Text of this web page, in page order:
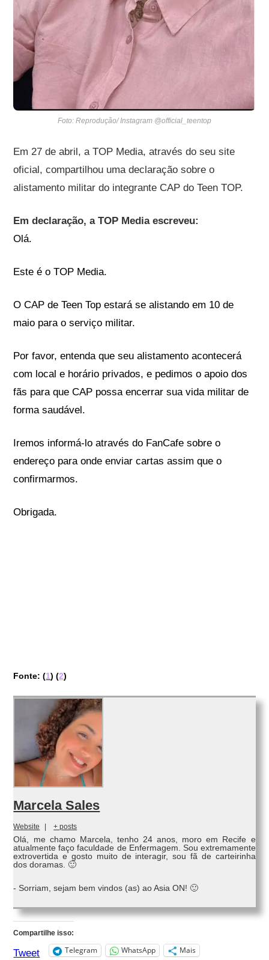
Foto: Reprodução/ Instagram @official_teentop
Em 27 de abril, a TOP Media, através do seu site
oficial, compartilhou uma declaração sobre o
alistamento militar do integrante CAP do Teen TOP.
Em declaração, a TOP Media escreveu:
Olá.
Este é o TOP Media.
O CAP de Teen Top estará se alistando em 10 de
maio para o serviço militar.
Por favor, entenda que seu alistamento acontecerá
com local e horário privados, e pedimos o apoio dos
fãs para que CAP possa encerrar sua vida militar de
forma saudável.
Iremos informá-lo através do FanCafe sobre o
endereço para onde enviar cartas assim que o
confirmarmos.
Obrigada.
Fonte: (1) (2)
Marcela Sales
Website | + posts
Olá, me chamo Marcela, tenho 24 anos, moro em Recife e
atualmente faço faculdade de Enfermagem. Sou extremamente
extrovertida e gosto muito de interagir, sou fã de carteirinha
dos doramas. 🙂
- Sorriam, sejam bem vindos (as) ao Asia ON! 🙂
Compartilhe isso:
Tweet Telegram WhatsApp Mais